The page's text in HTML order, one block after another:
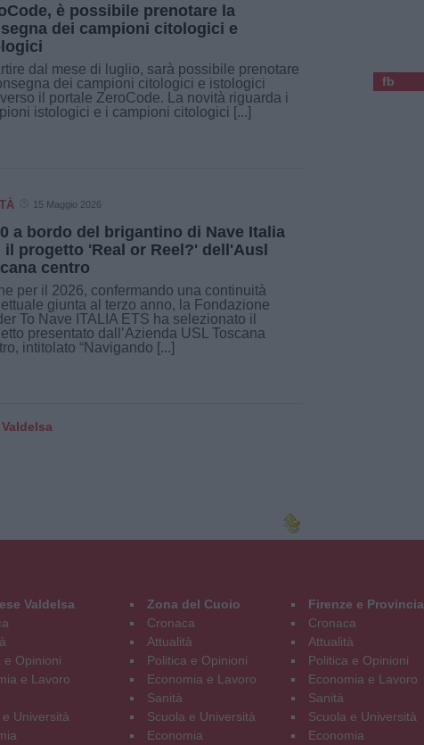
è possibile prenotare la
dei campioni citologici e
dal mese di luglio, sarà possibile prenotare
dei campioni citologici e istologici
il portale ZeroCode. La novità riguarda i
istologici e i campioni citologici [...]
15 Maggio 2026
a bordo del brigantino di Nave Italia
il progetto 'Real or Reel?' dell'Ausl
centro
per il 2026, confermando una continuità
giunta al terzo anno, la Fondazione
To Nave ITALIA ETS ha selezionato il
presentato dall’Azienda USL Toscana
intitolato “Navigando [...]
fb
Valdelsa
e Opinioni
e Lavoro
e Università
Zona del Cuoio
Cronaca
Attualità
Politica e Opinioni
Economia e Lavoro
Sanità
Scuola e Università
Economia
Firenze e Provincia
Cronaca
Attualità
Politica e Opinioni
Economia e Lavoro
Sanità
Scuola e Università
Economia